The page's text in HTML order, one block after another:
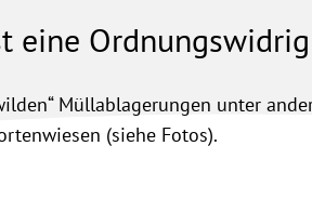
eine
Müllablagerungen unter
(siehe Fotos).